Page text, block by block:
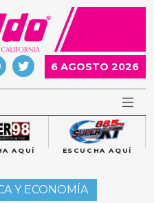
6 AGOSTO 2026
AQUÍ ESCUCHA AQUÍ
Y ECONOMÍA